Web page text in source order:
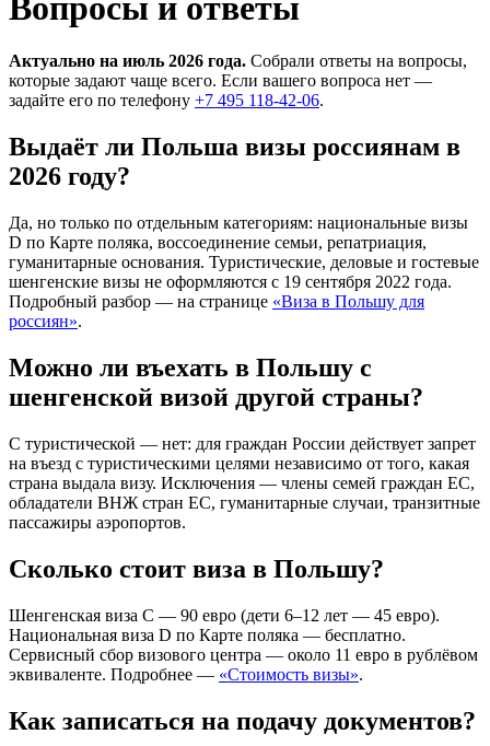
Актуально на июль 2026 года. Собрали ответы на вопросы,
которые задают чаще всего. Если вашего вопроса нет —
задайте его по телефону +7 495 118-42-06.
Выдаёт ли Польша визы россиянам в
2026 году?
Да, но только по отдельным категориям: национальные визы
D по Карте поляка, воссоединение семьи, репатриация,
гуманитарные основания. Туристические, деловые и гостевые
шенгенские визы не оформляются с 19 сентября 2022 года.
Подробный разбор — на странице «Виза в Польшу для
россиян».
Можно ли въехать в Польшу с
шенгенской визой другой страны?
С туристической — нет: для граждан России действует запрет
на въезд с туристическими целями независимо от того, какая
страна выдала визу. Исключения — члены семей граждан ЕС,
обладатели ВНЖ стран ЕС, гуманитарные случаи, транзитные
пассажиры аэропортов.
Сколько стоит виза в Польшу?
Шенгенская виза C — 90 евро (дети 6–12 лет — 45 евро).
Национальная виза D по Карте поляка — бесплатно.
Сервисный сбор визового центра — около 11 евро в рублёвом
эквиваленте. Подробнее — «Стоимость визы».
Как записаться на подачу документов?